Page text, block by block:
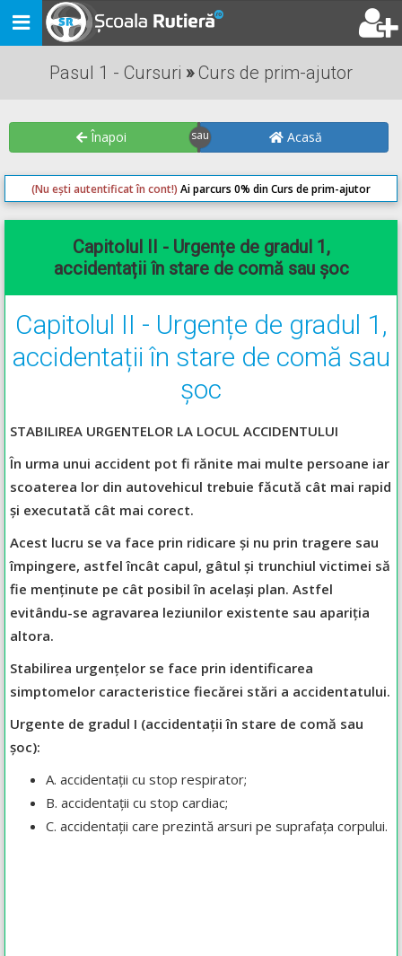
Toggle
navigation
Pasul 1 - Cursuri »Curs de prim-ajutor
Înapoi Acasă
(Nu ești autentificat în cont!) Ai parcurs 0% din Curs de prim-ajutor
Capitolul II - Urgențe de gradul 1,
accidentații în stare de comă sau șoc
Capitolul II - Urgențe de gradul 1,
accidentații în stare de comă sau
șoc
STABILIREA URGENTELOR LA LOCUL ACCIDENTULUI
În urma unui accident pot fi rănite mai multe persoane iar
scoaterea lor din autovehicul trebuie făcută cât mai rapid
și executată cât mai corect.
Acest lucru se va face prin ridicare și nu prin tragere sau
împingere, astfel încât capul, gâtul și trunchiul victimei să
fie menținute pe cât posibil în același plan. Astfel
evitându-se agravarea leziunilor existente sau apariția
altora.
Stabilirea urgențelor se face prin identificarea
simptomelor caracteristice fiecărei stări a accidentatului.
Urgente de gradul I (accidentații în stare de comă sau
șoc):
A. accidentații cu stop respirator;
B. accidentații cu stop cardiac;
C. accidentații care prezintă arsuri pe suprafața corpului.